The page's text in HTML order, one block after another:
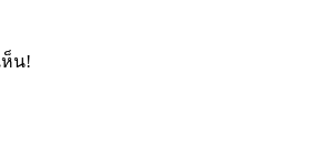
น!